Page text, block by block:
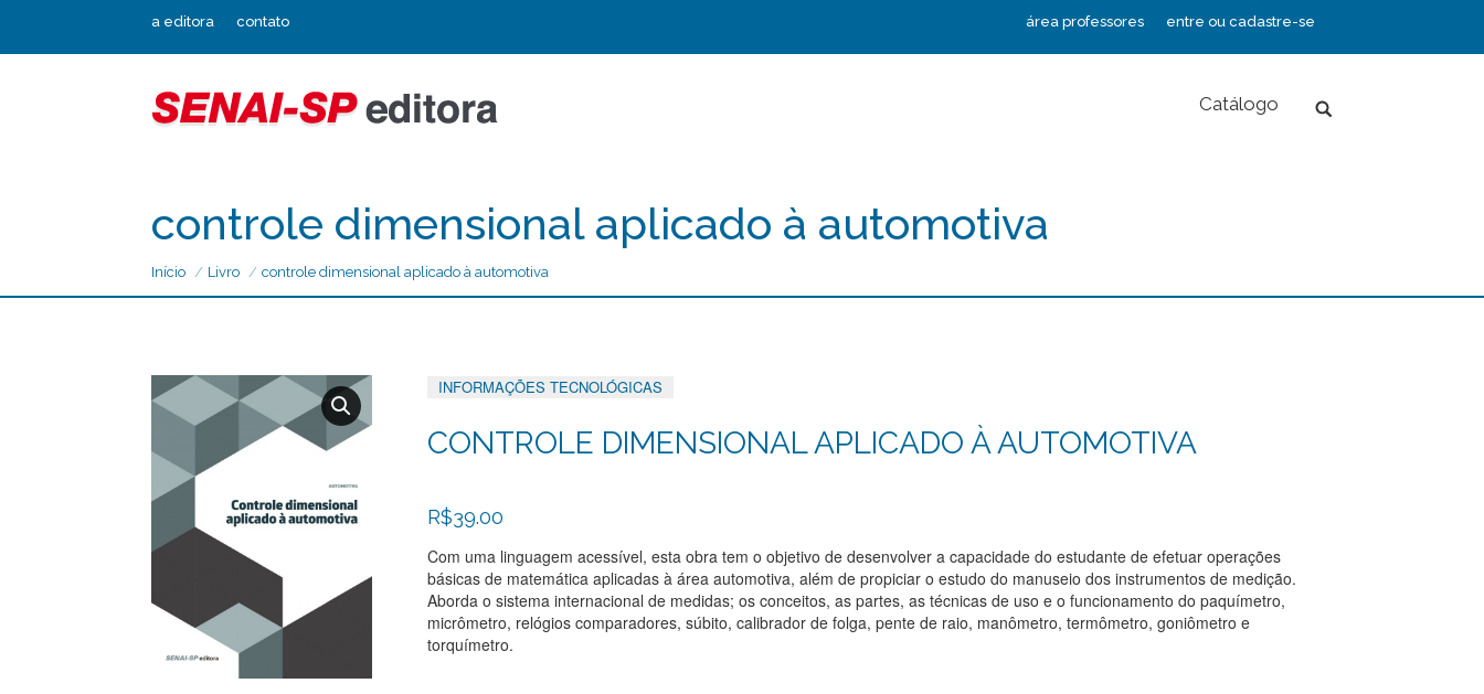
a editora contato área professores entre ou cadastre-se
Catálogo Search:
controle dimensional aplicado à automotiva
Início Livro controle dimensional aplicado à automotiva
INFORMAÇÕES TECNOLÓGICAS
CONTROLE DIMENSIONAL APLICADO À AUTOMOTIVA
R$39.00
Com uma linguagem acessível, esta obra tem o objetivo de desenvolver a capacidade do estudante de efetuar operações
básicas de matemática aplicadas à área automotiva, além de propiciar o estudo do manuseio dos instrumentos de medição.
Aborda o sistema internacional de medidas; os conceitos, as partes, as técnicas de uso e o funcionamento do paquímetro,
micrômetro, relógios comparadores, súbito, calibrador de folga, pente de raio, manômetro, termômetro, goniômetro e
torquímetro.